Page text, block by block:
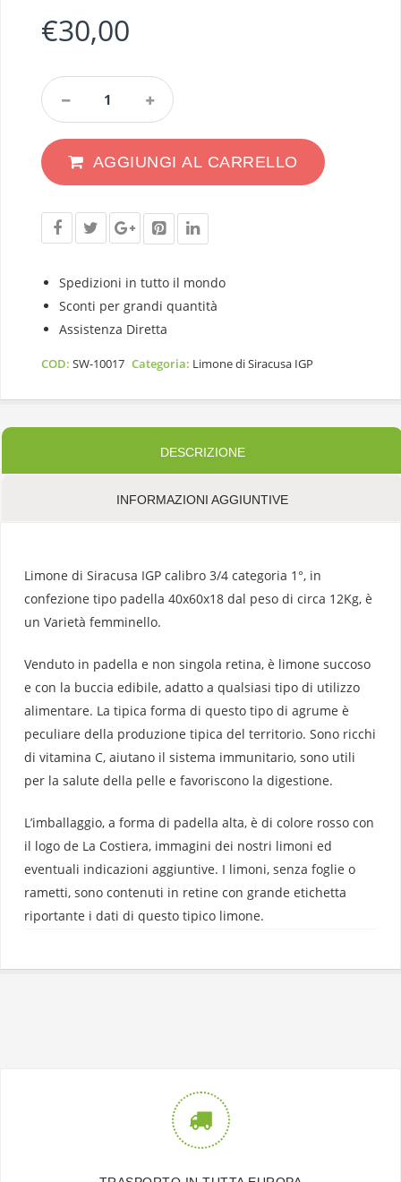
€30,00
Limone
Di
Siracusa
IGP
Calibro
3/4
1°
12Kg
AGGIUNGI AL CARRELLO
Spedizioni in tutto il mondo
Sconti per grandi quantità
Assistenza Diretta
COD: SW-10017 Categoria: Limone di Siracusa IGP
DESCRIZIONE
INFORMAZIONI AGGIUNTIVE
Limone di Siracusa IGP calibro 3/4 categoria 1°, in
confezione tipo padella 40x60x18 dal peso di circa 12Kg, è
un Varietà femminello.
Venduto in padella e non singola retina, è limone succoso
e con la buccia edibile, adatto a qualsiasi tipo di utilizzo
alimentare. La tipica forma di questo tipo di agrume è
peculiare della produzione tipica del territorio. Sono ricchi
di vitamina C, aiutano il sistema immunitario, sono utili
per la salute della pelle e favoriscono la digestione.
L’imballaggio, a forma di padella alta, è di colore rosso con
il logo de La Costiera, immagini dei nostri limoni ed
eventuali indicazioni aggiuntive. I limoni, senza foglie o
rametti, sono contenuti in retine con grande etichetta
riportante i dati di questo tipico limone.